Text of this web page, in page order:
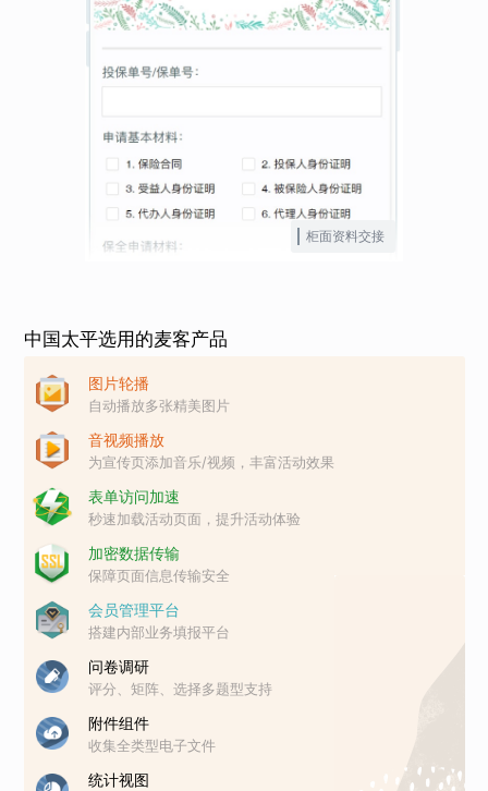
柜面资料交接
中国太平选用的麦客产品
图片轮播
自动播放多张精美图片
音视频播放
为宣传页添加音乐/视频，丰富活动效果
表单访问加速
秒速加载活动页面，提升活动体验
加密数据传输
保障页面信息传输安全
会员管理平台
搭建内部业务填报平台
问卷调研
评分、矩阵、选择多题型支持
附件组件
收集全类型电子文件
统计视图